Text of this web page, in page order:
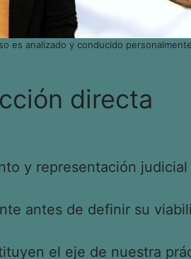
es analizado y conducido
directa
y representación
antes de definir su
el eje de nuestra